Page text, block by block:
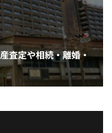
査定や相続・離婚・